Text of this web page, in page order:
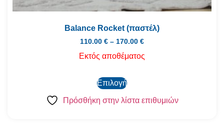
Balance Rocket (παστέλ)
110.00 € – 170.00 €
Εκτός αποθέματος
Επιλογή
Πρόσθήκη στην λίστα επιθυμιών